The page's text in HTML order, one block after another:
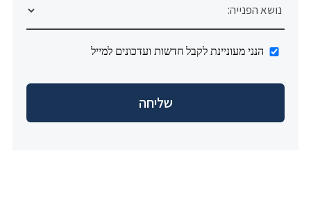
הנני מעוניינת לקבל חדשות ועדכונים למייל